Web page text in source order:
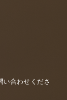
い合わせくださ